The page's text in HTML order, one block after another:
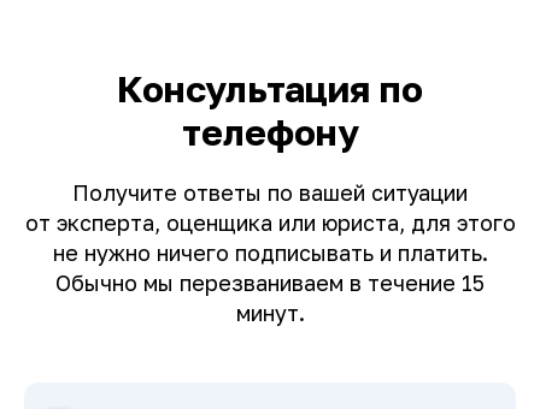
Консультация по
телефону
Получите ответы по вашей ситуации
от эксперта, оценщика или юриста, для этого
не нужно ничего подписывать и платить.
Обычно мы перезваниваем в течение 15
минут.